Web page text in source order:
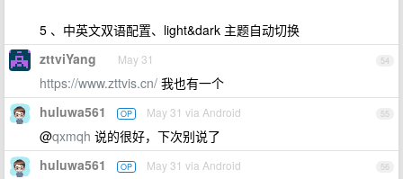
5 、中英文双语配置、light&dark 主题自动切换
54
zttviYang May 31
https://www.zttvis.cn/ 我也有一个
55
huluwa561 OP May 31 via Android
@qxmqh 说的很好，下次别说了
56
huluwa561 OP May 31 via Android